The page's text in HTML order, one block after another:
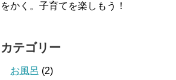
をかく。子育てを楽しもう！
カテゴリー
お風呂 (2)